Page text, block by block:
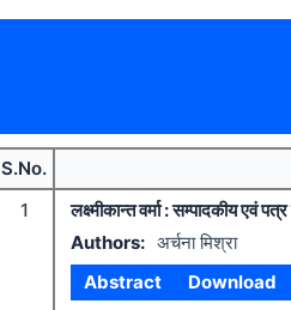
S.No.
1
लक्ष्मीकान्त वर्मा : सम्पादकीय एवं
Authors: अर्चना मिश्रा
Abstract
Download